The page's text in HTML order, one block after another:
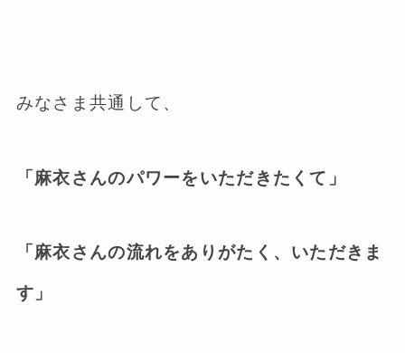
みなさま共通して、
「麻衣さんのパワーをいただきたくて」
「麻衣さんの流れをありがたく、いただきま
す」